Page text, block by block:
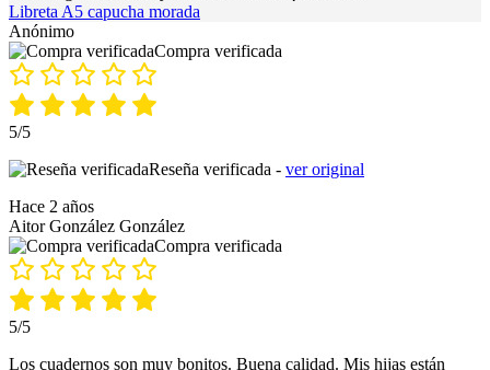
Libreta A5 capucha morada
Anónimo
Compra verificada
5/5
Reseña verificada - ver original
Hace 2 años
Aitor González González
Compra verificada
5/5
Los cuadernos son muy bonitos. Buena calidad. Mis hijas están